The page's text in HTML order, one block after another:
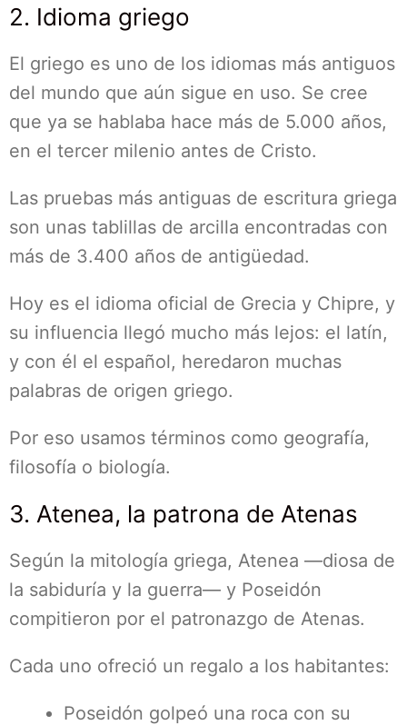
2. Idioma griego
El griego es uno de los idiomas más antiguos
del mundo que aún sigue en uso. Se cree
que ya se hablaba hace más de 5.000 años,
en el tercer milenio antes de Cristo.
Las pruebas más antiguas de escritura griega
son unas tablillas de arcilla encontradas con
más de 3.400 años de antigüedad.
Hoy es el idioma oficial de Grecia y Chipre, y
su influencia llegó mucho más lejos: el latín,
y con él el español, heredaron muchas
palabras de origen griego.
Por eso usamos términos como geografía,
filosofía o biología.
3. Atenea, la patrona de Atenas
Según la mitología griega, Atenea —diosa de
la sabiduría y la guerra— y Poseidón
compitieron por el patronazgo de Atenas.
Cada uno ofreció un regalo a los habitantes:
Poseidón golpeó una roca con su